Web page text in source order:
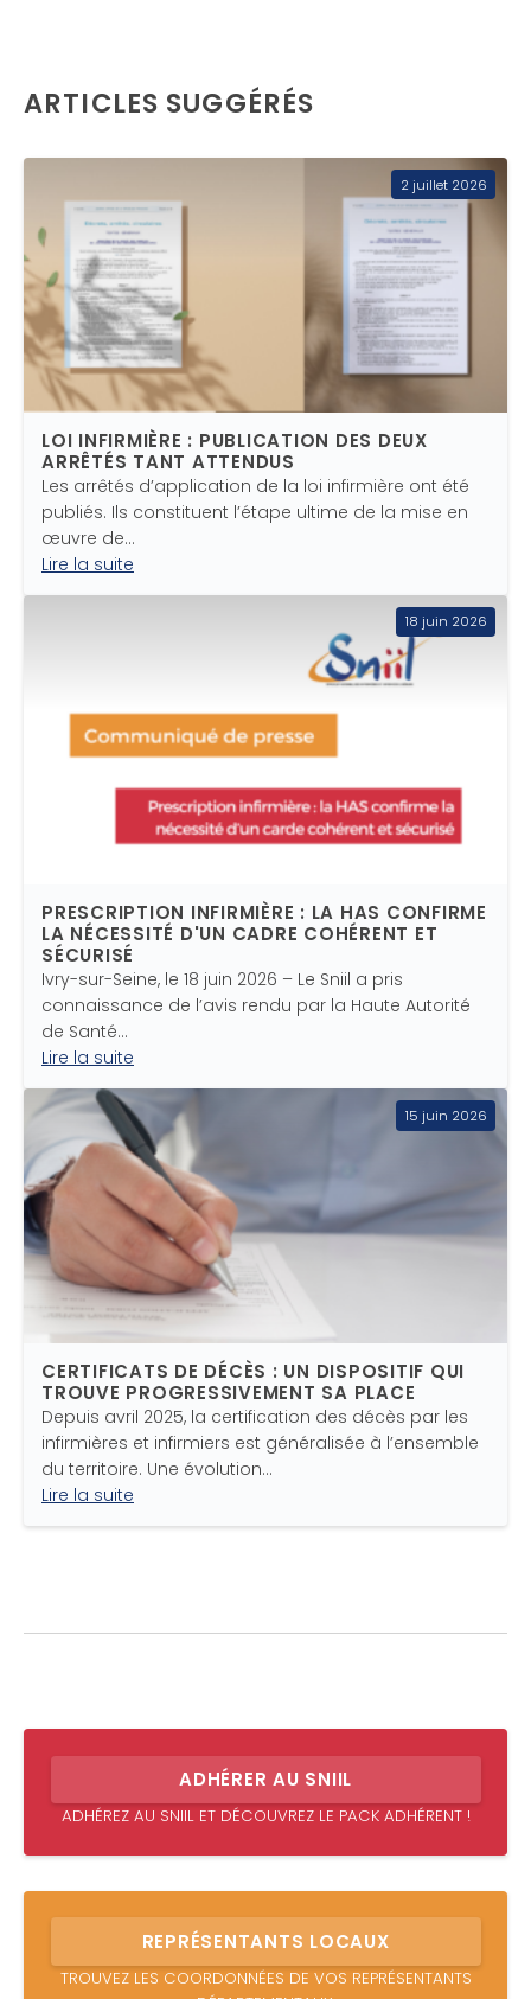
ARTICLES SUGGÉRÉS
2 juillet 2026
LOI INFIRMIÈRE : PUBLICATION DES DEUX
ARRÊTÉS TANT ATTENDUS
Les arrêtés d’application de la loi infirmière ont été
publiés. Ils constituent l’étape ultime de la mise en
œuvre de…
Lire la suite
18 juin 2026
PRESCRIPTION INFIRMIÈRE : LA HAS CONFIRME
LA NÉCESSITÉ D'UN CADRE COHÉRENT ET
SÉCURISÉ
Ivry-sur-Seine, le 18 juin 2026 – Le Sniil a pris
connaissance de l’avis rendu par la Haute Autorité
de Santé…
Lire la suite
15 juin 2026
CERTIFICATS DE DÉCÈS : UN DISPOSITIF QUI
TROUVE PROGRESSIVEMENT SA PLACE
Depuis avril 2025, la certification des décès par les
infirmières et infirmiers est généralisée à l’ensemble
du territoire. Une évolution…
Lire la suite
ADHÉRER AU SNIIL
ADHÉREZ AU SNIIL ET DÉCOUVREZ LE PACK ADHÉRENT !
REPRÉSENTANTS LOCAUX
TROUVEZ LES COORDONNÉES DE VOS REPRÉSENTANTS